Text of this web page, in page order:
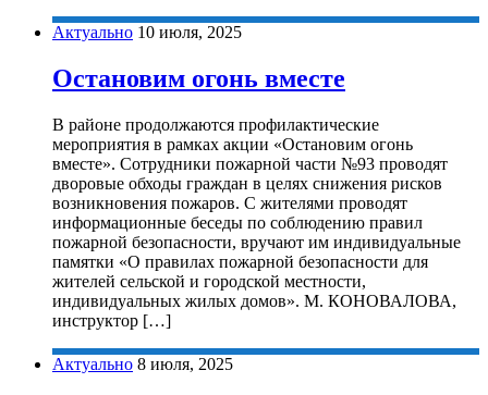
Актуально 10 июля, 2025
Остановим огонь вместе
В районе продолжаются профилактические
мероприятия в рамках акции «Остановим огонь
вместе». Сотрудники пожарной части №93 проводят
дворовые обходы граждан в целях снижения рисков
возникновения пожаров. С жителями проводят
информационные беседы по соблюдению правил
пожарной безопасности, вручают им индивидуальные
памятки «О правилах пожарной безопасности для
жителей сельской и городской местности,
индивидуальных жилых домов». М. КОНОВАЛОВА,
инструктор […]
Актуально 8 июля, 2025